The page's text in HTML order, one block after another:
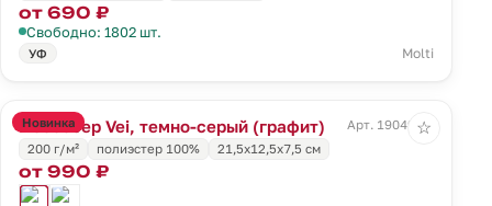
от 690 ₽
Свободно: 1802 шт.
УФ Molti
Новинка
Несессер Vei, темно-серый (графит)
Арт. 19049.31
200 г/м²
полиэстер 100% 21,5x12,5x7,5 см
от 990 ₽
☆